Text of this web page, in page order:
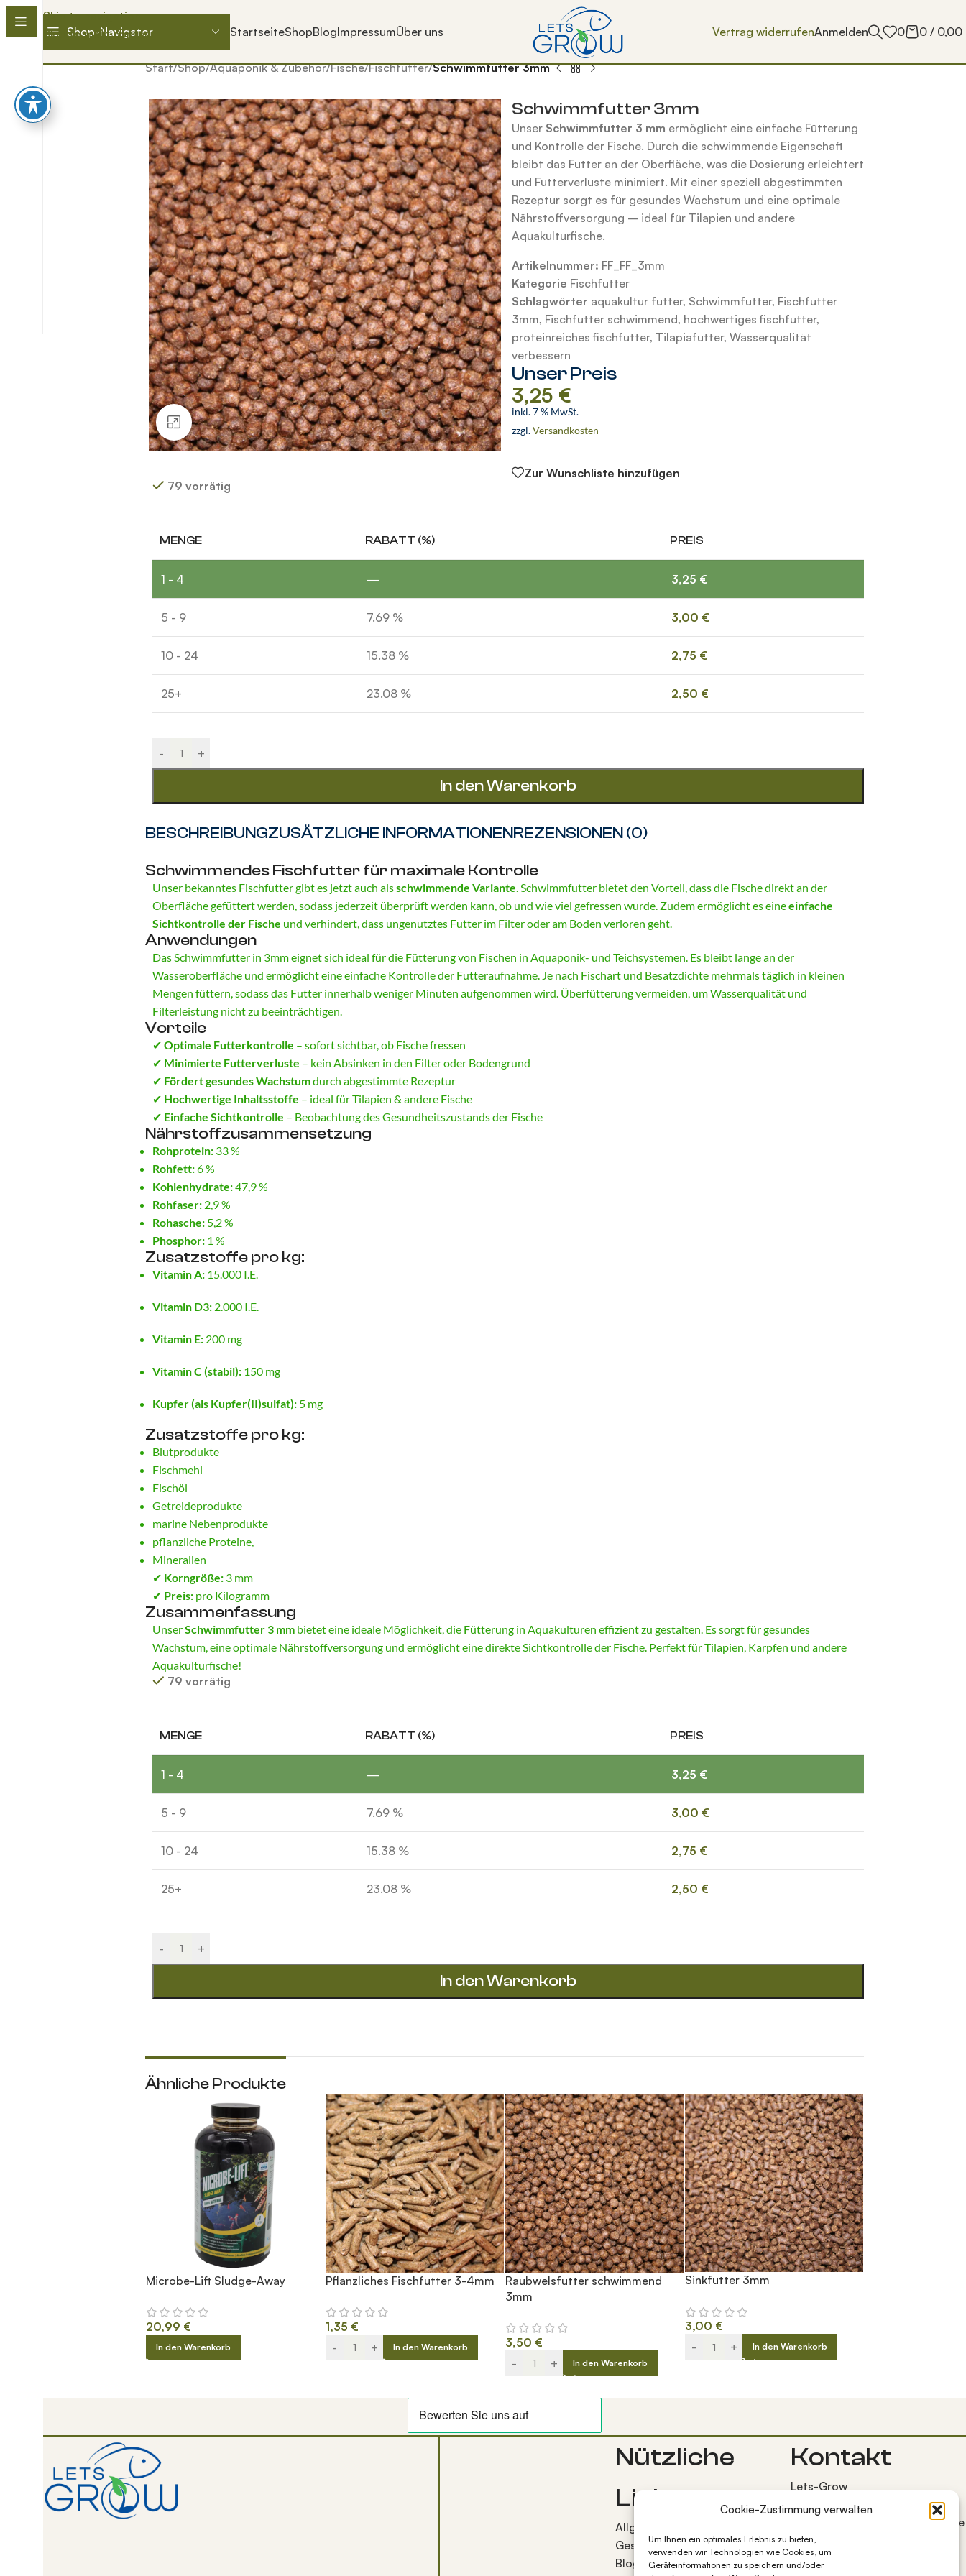
Cookie-Zustimmung verwalten
Um Ihnen ein optimales Erlebnis zu bieten,
verwenden wir Technologien wie Cookies, um
Geräteinformationen zu speichern und/oder
Skip to navigation
Skip to main content
Shop-Navigator StartseiteShopBlogImpressumÜber uns Vertrag widerrufenAnmelden 0 0 / 0,00
Start/Shop/Aquaponik & Zubehör/Fische/Fischfutter/Schwimmfutter 3mm
Klick zum Vergrößern
Schwimmfutter 3mm
Unser Schwimmfutter 3 mm ermöglicht eine einfache Fütterung
und Kontrolle der Fische. Durch die schwimmende Eigenschaft
bleibt das Futter an der Oberfläche, was die Dosierung erleichtert
und Futterverluste minimiert. Mit einer speziell abgestimmten
Rezeptur sorgt es für gesundes Wachstum und eine optimale
Nährstoffversorgung – ideal für Tilapien und andere
Aquakulturfische.
Artikelnummer: FF_FF_3mm
Kategorie Fischfutter
Schlagwörter aquakultur futter, Schwimmfutter, Fischfutter
3mm, Fischfutter schwimmend, hochwertiges fischfutter,
proteinreiches fischfutter, Tilapiaf­utter, Wasserqualität
verbessern
Unser Preis
3,25 €
inkl. 7 % MwSt.
zzgl.Versandkosten
Zur Wunschliste hinzufügen
79 vorrätig
MENGE RABATT (%) PREIS
1 - 4 — 3,25 €
5 - 9 7.69 % 3,00 €
10 - 24 15.38 % 2,75 €
25+ 23.08 % 2,50 €
- +
In den Warenkorb
BESCHREIBUNGZUSÄTZLICHE INFORMATIONENREZENSIONEN (0)
Schwimmendes Fischfutter für maximale Kontrolle
Unser bekanntes Fischfutter gibt es jetzt auch alsschwimmende Variante. Schwimmfutter bietet den Vorteil, dass die Fische direkt an der
Oberfläche gefüttert werden, sodass jederzeit überprüft werden kann, ob und wie viel gefressen wurde. Zudem ermöglicht es eineeinfache
Sichtkontrolle der Fische und verhindert, dass ungenutztes Futter im Filter oder am Boden verloren geht.
Anwendungen
Das Schwimmfutter in 3mm eignet sich ideal für die Fütterung von Fischen in Aquaponik- und Teichsystemen. Es bleibt lange an der
Wasseroberfläche und ermöglicht eine einfache Kontrolle der Futteraufnahme. Je nach Fischart und Besatzdichte mehrmals täglich in kleinen
Mengen füttern, sodass das Futter innerhalb weniger Minuten aufgenommen wird. Überfütterung vermeiden, um Wasserqualität und
Filterleistung nicht zu beeinträchtigen.
Vorteile
✔ Optimale Futterkontrolle – sofort sichtbar, ob Fische fressen
✔ Minimierte Futterverluste – kein Absinken in den Filter oder Bodengrund
✔ Fördert gesundes Wachstumdurch abgestimmte Rezeptur
✔ Hochwertige Inhaltsstoffe – ideal für Tilapien & andere Fische
✔ Einfache Sichtkontrolle – Beobachtung des Gesundheitszustands der Fische
Nährstoffzusammensetzung
Rohprotein: 33 %
Rohfett:6 %
Kohlenhydrate:47,9 %
Rohfaser: 2,9 %
Rohasche: 5,2 %
Phosphor: 1 %
Zusatzstoffe pro kg:
Vitamin A: 15.000 I.E.
Vitamin D3: 2.000 I.E.
Vitamin E: 200 mg
Vitamin C (stabil): 150 mg
Kupfer (als Kupfer(II)sulfat): 5 mg
Zusatzstoffe pro kg:
Blutprodukte
Fischmehl
Fischöl
Getreideprodukte
marine Nebenprodukte
pflanzliche Proteine,
Mineralien
✔ Korngröße: 3 mm
✔ Preis: pro Kilogramm
Zusammenfassung
UnserSchwimmfutter 3 mm bietet eine ideale Möglichkeit, die Fütterung in Aquakulturen effizient zu gestalten. Es sorgt für gesundes
Wachstum, eine optimale Nährstoffversorgung und ermöglicht eine direkte Sichtkontrolle der Fische. Perfekt für Tilapien, Karpfen und andere
Aquakulturfische!
79 vorrätig
MENGE RABATT (%) PREIS
1 - 4 — 3,25 €
5 - 9 7.69 % 3,00 €
10 - 24 15.38 % 2,75 €
25+ 23.08 % 2,50 €
- +
In den Warenkorb
Ähnliche Produkte
Microbe-Lift Sludge-Away
20,99 €
In den Warenkorb
Pflanzliches Fischfutter 3-4mm
1,35 €
-
+ In den Warenkorb
Raubwelsfutter schwimmend
3mm
3,50 €
-
+ In den Warenkorb
Sinkfutter 3mm
3,00 €
-
+ In den Warenkorb
Nützliche
Links
Allgemeine
Geschäftsbedingungen
Blog
Kontakt
Lets-Grow
Bocksweg 7
38272 Burgdorf OT Westerlinde
+49 5347 1284997
info@lets-grow.de